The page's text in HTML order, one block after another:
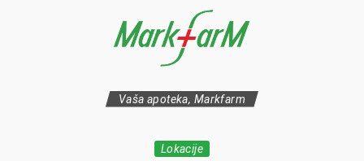
Vaša apoteka, Markfarm
Lokacije